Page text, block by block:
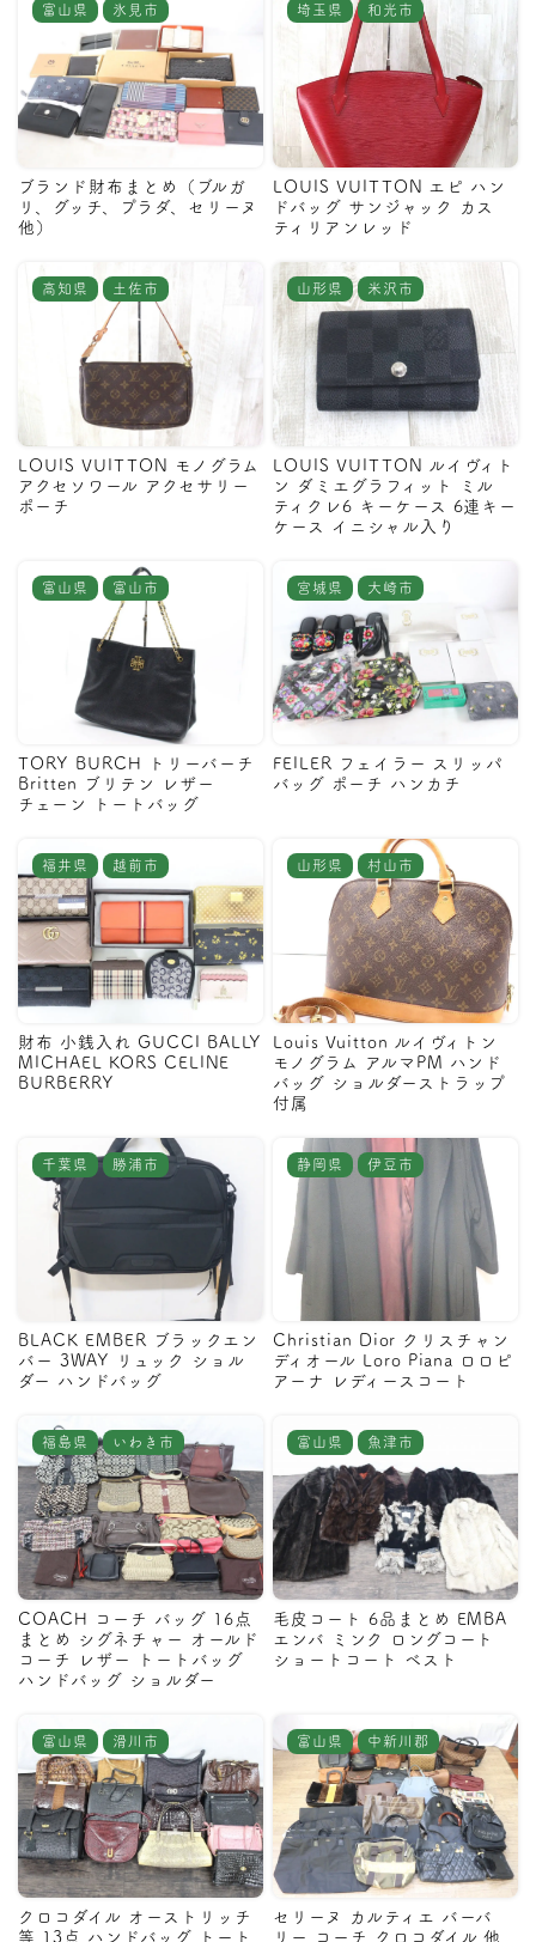
富山県 氷見市
ブランド財布まとめ（ブルガ
リ、グッチ、プラダ、セリーヌ
他）
埼玉県 和光市
LOUIS VUITTON エピ ハン
ドバッグ サンジャック カス
ティリアンレッド
高知県 土佐市
LOUIS VUITTON モノグラム
アクセソワール アクセサリー
ポーチ
山形県 米沢市
LOUIS VUITTON ルイヴィト
ン ダミエグラフィット ミル
ティクレ6 キーケース 6連キー
ケース イニシャル入り
富山県 富山市
TORY BURCH トリーバーチ
Britten ブリテン レザー
チェーン トートバッグ
宮城県 大崎市
FEILER フェイラー スリッパ
バッグ ポーチ ハンカチ
福井県 越前市
財布 小銭入れ GUCCI BALLY
MICHAEL KORS CELINE
BURBERRY
山形県 村山市
Louis Vuitton ルイヴィトン
モノグラム アルマPM ハンド
バッグ ショルダーストラップ
付属
千葉県 勝浦市
BLACK EMBER ブラックエン
バー 3WAY リュック ショル
ダー ハンドバッグ
静岡県 伊豆市
Christian Dior クリスチャン
ディオール Loro Piana ロロピ
アーナ レディースコート
福島県 いわき市
COACH コーチ バッグ 16点
まとめ シグネチャー オールド
コーチ レザー トートバッグ
ハンドバッグ ショルダー
富山県 魚津市
毛皮コート 6品まとめ EMBA
エンバ ミンク ロングコート
ショートコート ベスト
富山県 滑川市
クロコダイル オーストリッチ
等 13点 ハンドバッグ トート
富山県 中新川郡
セリーヌ カルティエ バーバ
リー コーチ クロコダイル 他